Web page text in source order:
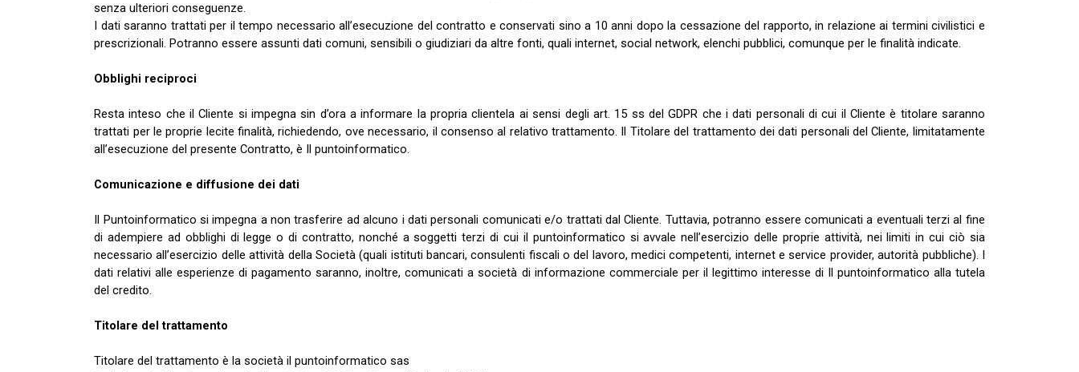
senza ulteriori conseguenze.
I dati saranno trattati per il tempo necessario all’esecuzione del contratto e conservati sino a 10 anni dopo la cessazione del rapporto, in relazione ai termini civilistici e
prescrizionali. Potranno essere assunti dati comuni, sensibili o giudiziari da altre fonti, quali internet, social network, elenchi pubblici, comunque per le finalità indicate.
Obblighi reciproci
Resta inteso che il Cliente si impegna sin d’ora a informare la propria clientela ai sensi degli art. 15 ss del GDPR che i dati personali di cui il Cliente è titolare saranno
trattati per le proprie lecite finalità, richiedendo, ove necessario, il consenso al relativo trattamento. Il Titolare del trattamento dei dati personali del Cliente, limitatamente
all’esecuzione del presente Contratto, è Il puntoinformatico.
Comunicazione e diffusione dei dati
Il Puntoinformatico si impegna a non trasferire ad alcuno i dati personali comunicati e/o trattati dal Cliente. Tuttavia, potranno essere comunicati a eventuali terzi al fine
di adempiere ad obblighi di legge o di contratto, nonché a soggetti terzi di cui il puntoinformatico si avvale nell’esercizio delle proprie attività, nei limiti in cui ciò sia
necessario all’esercizio delle attività della Società (quali istituti bancari, consulenti fiscali o del lavoro, medici competenti, internet e service provider, autorità pubbliche). I
dati relativi alle esperienze di pagamento saranno, inoltre, comunicati a società di informazione commerciale per il legittimo interesse di Il puntoinformatico alla tutela
del credito.
Titolare del trattamento
Titolare del trattamento è la società il puntoinformatico sas